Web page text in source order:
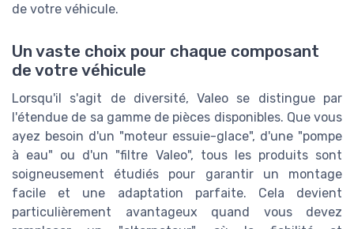
de votre véhicule.
Un vaste choix pour chaque composant
de votre véhicule
Lorsqu'il s'agit de diversité, Valeo se distingue par
l'étendue de sa gamme de pièces disponibles. Que vous
ayez besoin d'un "moteur essuie-glace", d'une "pompe
à eau" ou d'un "filtre Valeo", tous les produits sont
soigneusement étudiés pour garantir un montage
facile et une adaptation parfaite. Cela devient
particulièrement avantageux quand vous devez